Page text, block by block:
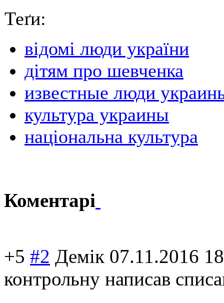
Теґи:
відомі люди україни
дітям про шевченка
известные люди
культура украины
національна культура
Коментарі
+5 #2 Демік 07.11.2016
контрольну написав